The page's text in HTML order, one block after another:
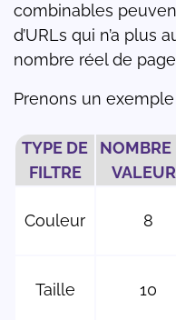
combinables
d’URLs qui n’a plus
nombre réel de
Prenons un
TYPE DE
FILTRE
NOMBRE
Couleur 8
Taille 10